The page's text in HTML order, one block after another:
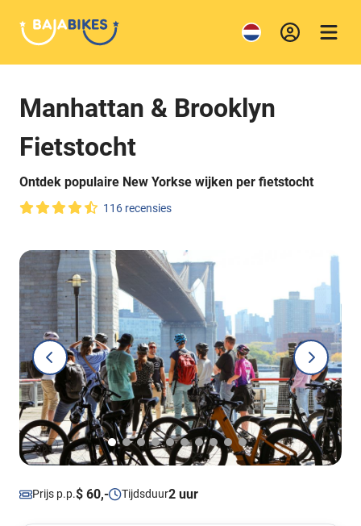
Manhattan & Brooklyn
Fietstocht
Ontdek populaire New Yorkse wijken per fietstocht
116 recensies
Prijs p.p.$ 60,- Tijdsduur2 uur